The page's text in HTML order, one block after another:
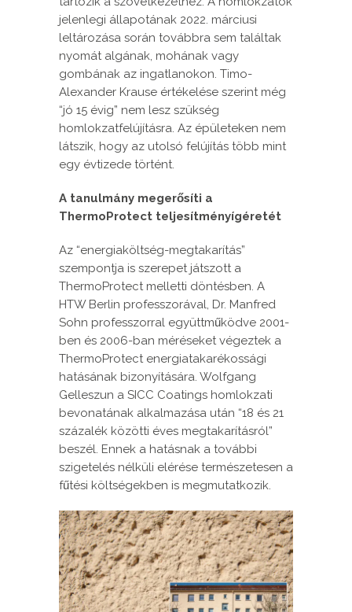
jelenlegi állapotának 2022. márciusi
leltározása során továbbra sem találtak
nyomát algának, mohának vagy
gombának az ingatlanokon. Timo-
Alexander Krause értékelése szerint még
“jó 15 évig” nem lesz szükség
homlokzatfelújításra. Az épületeken nem
látszik, hogy az utolsó felújítás több mint
egy évtizede történt.
A tanulmány megerősíti a
ThermoProtect teljesítményígéretét
Az “energiaköltség-megtakarítás”
szempontja is szerepet játszott a
ThermoProtect melletti döntésben. A
HTW Berlin professzorával, Dr. Manfred
Sohn professzorral együttműködve 2001-
ben és 2006-ban méréseket végeztek a
ThermoProtect energiatakarékossági
hatásának bizonyítására. Wolfgang
Gelleszun a SICC Coatings homlokzati
bevonatának alkalmazása után “18 és 21
százalék közötti éves megtakarításról”
beszél. Ennek a hatásnak a további
szigetelés nélküli elérése természetesen a
fűtési költségekben is megmutatkozik.